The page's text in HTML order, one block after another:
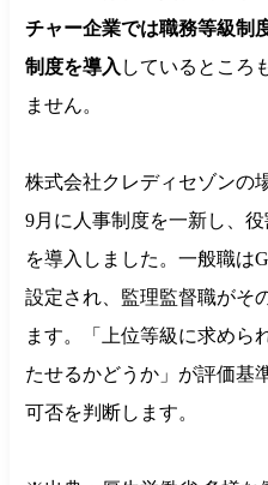
チャー企業では職務等級制
制度を導入 しているところ
ません。
株式会社クレディセゾンの
9月に人事制度を一新し、
を導入しました。一般職は
設定され、監理監督職がそ
ます。「上位等級に求めら
たせるかどうか」が評価基
可否を判断します。